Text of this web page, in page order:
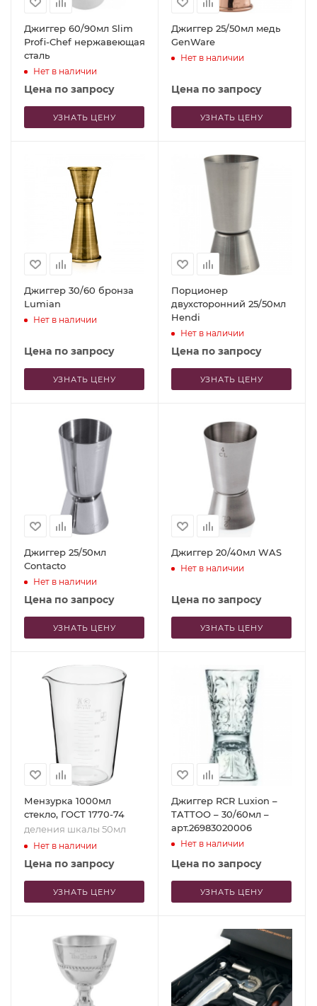
Джиггер 60/90мл Slim
Profi-Chef нержавеющая
сталь
Нет в наличии
Цена по запросу
УЗНАТЬ ЦЕНУ
Джиггер 25/50мл медь
GenWare
Нет в наличии
Цена по запросу
УЗНАТЬ ЦЕНУ
Джиггер 30/60 бронза
Lumian
Нет в наличии
Цена по запросу
УЗНАТЬ ЦЕНУ
Порционер
двухсторонний 25/50мл
Hendi
Нет в наличии
Цена по запросу
УЗНАТЬ ЦЕНУ
Джиггер 25/50мл
Contacto
Нет в наличии
Цена по запросу
УЗНАТЬ ЦЕНУ
Джиггер 20/40мл WAS
Нет в наличии
Цена по запросу
УЗНАТЬ ЦЕНУ
Мензурка 1000мл
стекло, ГОСТ 1770-74
деления шкалы 50мл
Нет в наличии
Цена по запросу
УЗНАТЬ ЦЕНУ
Джиггер RCR Luxion –
TATTOO – 30/60мл –
арт.26983020006
Нет в наличии
Цена по запросу
УЗНАТЬ ЦЕНУ